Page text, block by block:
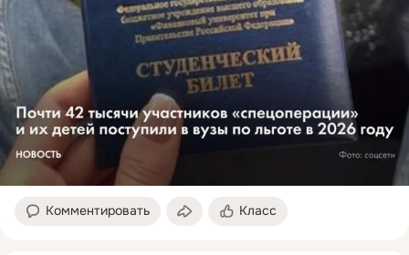
Комментировать Класс